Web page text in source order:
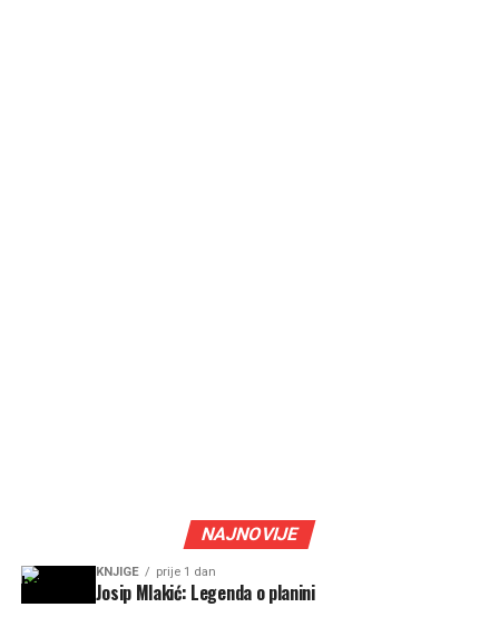
NAJNOVIJE
KNJIGE prije 1 dan
Josip Mlakić: Legenda o planini